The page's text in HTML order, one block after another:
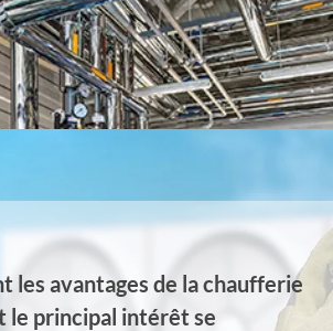
les avantages de la chaufferie
le principal intérêt se